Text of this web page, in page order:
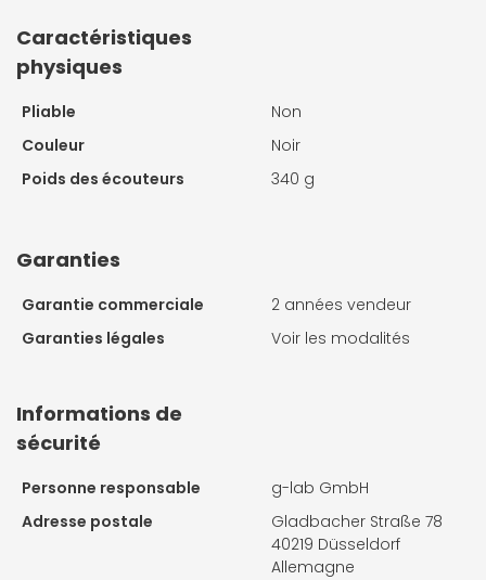
Caractéristiques
physiques
Pliable
Non
Couleur
Noir
Poids des écouteurs
340 g
Garanties
Garantie commerciale
2 années vendeur
Garanties légales
Voir les modalités
Informations de
sécurité
Personne responsable
g-lab GmbH
Adresse postale
Gladbacher Straße 78
40219 Düsseldorf
Allemagne